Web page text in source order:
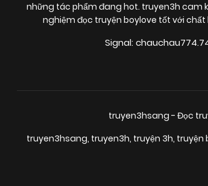
những tác phẩm đang hot. truyen3h cam
nghiệm đọc truyện boylove tốt với
Signal:
truyen3hsang - Đọc
truyen3hsang, truyen3h, truyện 3h, truyện